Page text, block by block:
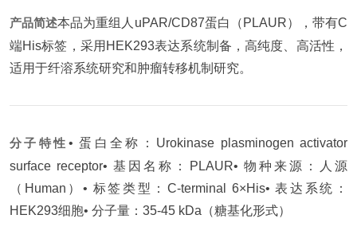
产品简述本品为重组人uPAR/CD87蛋白（PLAUR），带有C
端His标签，采用HEK293表达系统制备，高纯度、高活性，
适用于纤溶系统研究和肿瘤转移机制研究。
分子特性 • 蛋白全称：Urokinase plasminogen activator
surface receptor• 基因名称：PLAUR• 物种来源：人源
（Human） • 标签类型：C-terminal 6×His• 表达系统：
HEK293细胞• 分子量：35-45 kDa（糖基化形式）